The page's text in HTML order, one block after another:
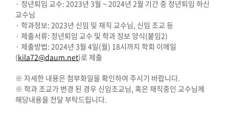
· 정년퇴임 교수: 2023년 3월 ~ 2024년 2월 기간 중 정년퇴임 하신
교수님
· 학과정보: 2023년 신임 및 재직 교수님, 신임 조교 등
· 제출서류: 정년퇴임 교수 및 학과 정보 양식(붙임2)
· 제출방법: 2024년 3월 4일(월) 18시까지 학회 이메일
(kila72@daum.net)로 제출
※ 자세한 내용은 첨부화일을 확인하여 주시기 바랍니다.
※ 학과 조교가 변경 된 경우 신임조교님, 혹은 재직중인 교수님께
해당내용을 전달 부탁드립니다.